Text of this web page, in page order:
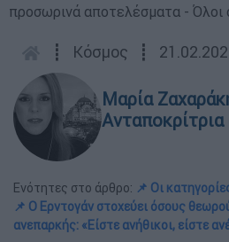
προσωρινά αποτελέσματα - Όλοι
┋ Κόσμος ┋
Μαρία
Ενότητες στο άρθρο: 📌 Οι
📌 Ο Ερντογάν στοχεύει όσους
ανεπαρκής: «Είστε ανήθικοι, είστε